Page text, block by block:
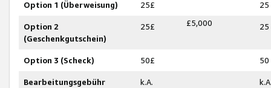
Option 1 (Überweisung) 25£ 25
Option 2
(Geschenkgutschein)
25£ £5,000 25
Option 3 (Scheck) 50£ 50
Bearbeitungsgebühr
k.A.